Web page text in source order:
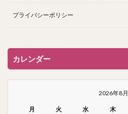
プライバシーポリシー
カレンダー
2026年8月
月 火 水 木